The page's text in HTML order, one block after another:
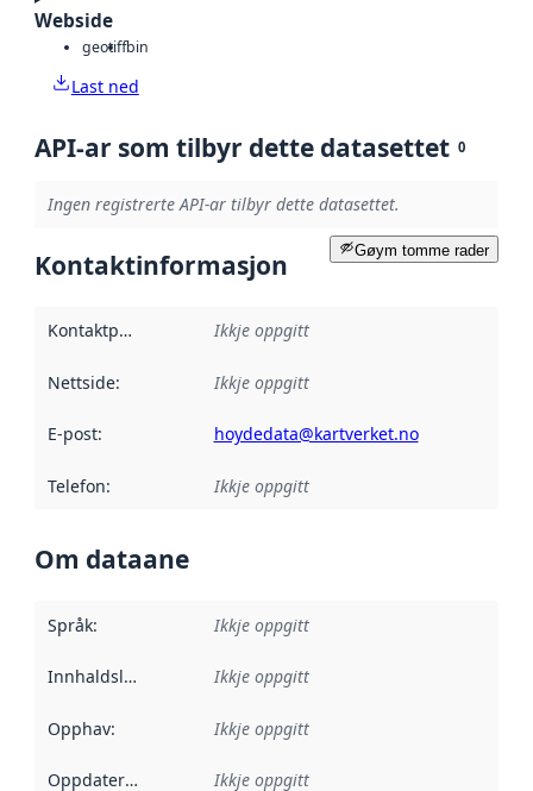
Webside
geotiffbin
Last ned
API-ar som tilbyr dette datasettet 0
Ingen registrerte API-ar tilbyr dette datasettet.
Gøym tomme rader
Kontaktinformasjon
Kontaktpunkt Ikkje oppgitt
Nettside: Ikkje oppgitt
E-post: hoydedata@kartverket.no
Telefon: Ikkje oppgitt
Om dataane
Språk: Ikkje oppgitt
Innhaldsleverandørar :
Ikkje oppgitt
Opphav: Ikkje oppgitt
Oppdateringsfrekvens :
Ikkje oppgitt